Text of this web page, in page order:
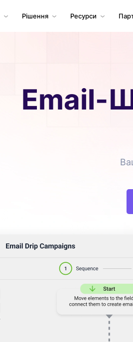
Рішення Ресурси
Email-